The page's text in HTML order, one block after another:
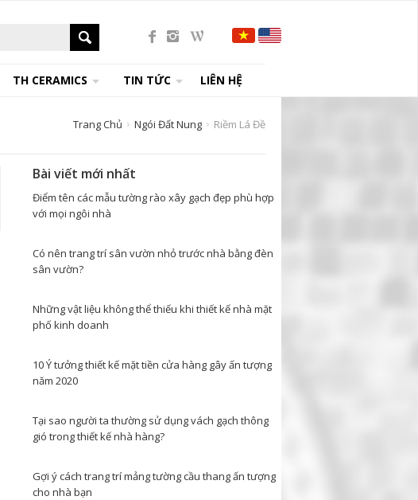
TH CERAMICS TIN TỨC LIÊN HỆ
Trang Chủ Ngói Đất Nung Riềm Lá Đề
Bài viết mới nhất
Điểm tên các mẫu tường rào xây gạch đẹp phù hợp
với mọi ngôi nhà
Có nên trang trí sân vườn nhỏ trước nhà bằng đèn
sân vườn?
Những vật liệu không thể thiếu khi thiết kế nhà mặt
phố kinh doanh
10 Ý tưởng thiết kế mặt tiền cửa hàng gây ấn tượng
năm 2020
Tại sao người ta thường sử dụng vách gạch thông
gió trong thiết kế nhà hàng?
Gợi ý cách trang trí mảng tường cầu thang ấn tượng
cho nhà bạn